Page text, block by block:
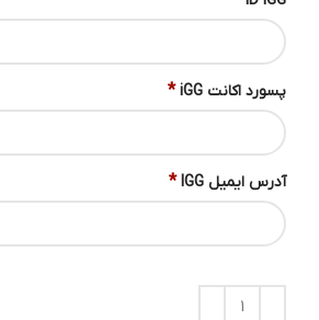
پسورد اکانت iGG *
آدرس ایمیل IGG *